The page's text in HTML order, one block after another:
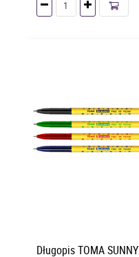
Długopis TOMA SUNNY